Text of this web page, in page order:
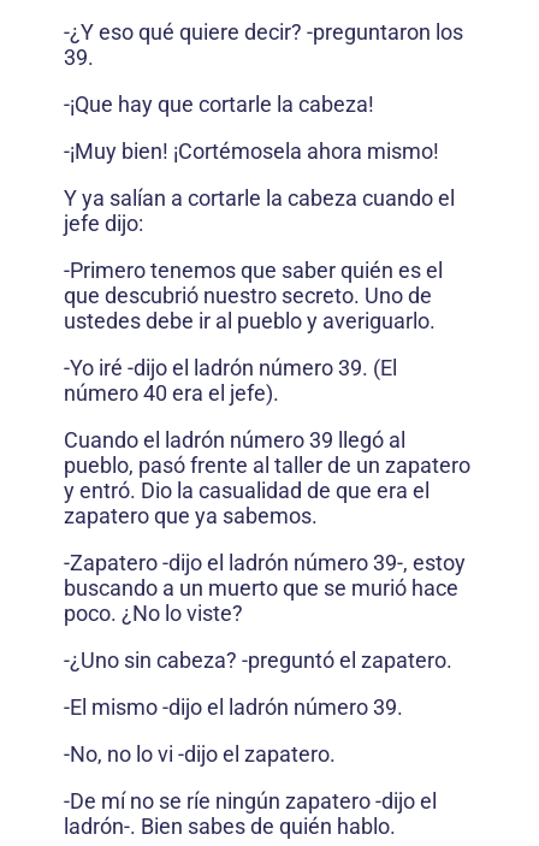
-¿Y eso qué quiere decir? -preguntaron los
39.
-¡Que hay que cortarle la cabeza!
-¡Muy bien! ¡Cortémosela ahora mismo!
Y ya salían a cortarle la cabeza cuando el
jefe dijo:
-Primero tenemos que saber quién es el
que descubrió nuestro secreto. Uno de
ustedes debe ir al pueblo y averiguarlo.
-Yo iré -dijo el ladrón número 39. (El
número 40 era el jefe).
Cuando el ladrón número 39 llegó al
pueblo, pasó frente al taller de un zapatero
y entró. Dio la casualidad de que era el
zapatero que ya sabemos.
-Zapatero -dijo el ladrón número 39-, estoy
buscando a un muerto que se murió hace
poco. ¿No lo viste?
-¿Uno sin cabeza? -preguntó el zapatero.
-El mismo -dijo el ladrón número 39.
-No, no lo vi -dijo el zapatero.
-De mí no se ríe ningún zapatero -dijo el
ladrón-. Bien sabes de quién hablo.